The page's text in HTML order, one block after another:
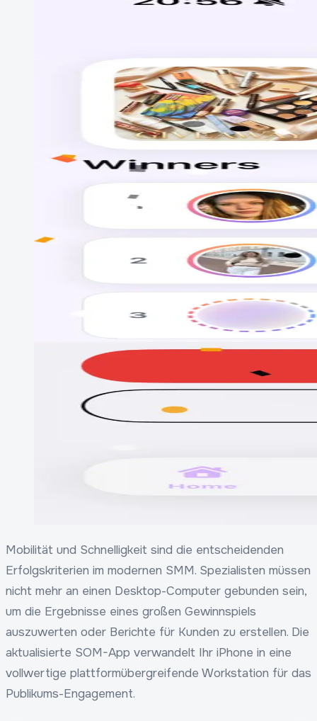
Mobilität und Schnelligkeit sind die entscheidenden
Erfolgskriterien im modernen SMM. Spezialisten müssen
nicht mehr an einen Desktop-Computer gebunden sein,
um die Ergebnisse eines großen Gewinnspiels
auszuwerten oder Berichte für Kunden zu erstellen. Die
aktualisierte SOM-App verwandelt Ihr iPhone in eine
vollwertige plattformübergreifende Workstation für das
Publikums-Engagement.